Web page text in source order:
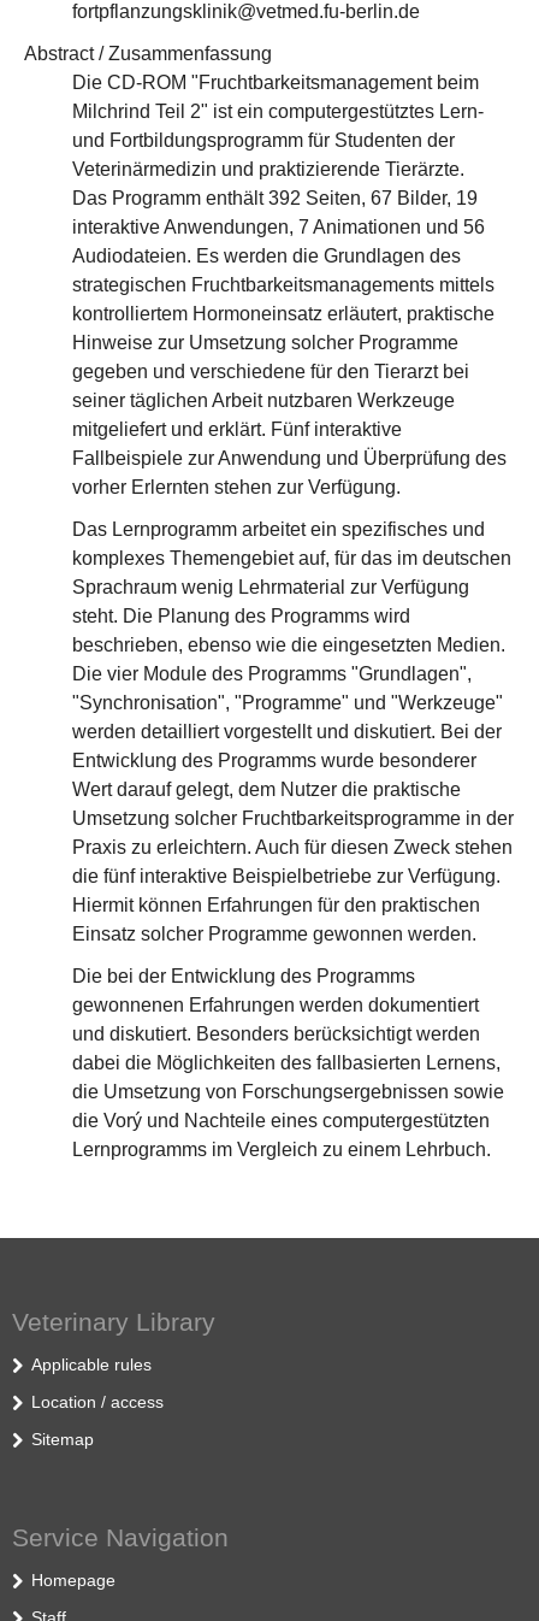
fortpflanzungsklinik@vetmed.fu-berlin.de
Abstract / Zusammenfassung
Die CD-ROM "Fruchtbarkeitsmanagement beim
Milchrind Teil 2" ist ein computergestütztes Lern-
und Fortbildungsprogramm für Studenten der
Veterinärmedizin und praktizierende Tierärzte.
Das Programm enthält 392 Seiten, 67 Bilder, 19
interaktive Anwendungen, 7 Animationen und 56
Audiodateien. Es werden die Grundlagen des
strategischen Fruchtbarkeitsmanagements mittels
kontrolliertem Hormoneinsatz erläutert, praktische
Hinweise zur Umsetzung solcher Programme
gegeben und verschiedene für den Tierarzt bei
seiner täglichen Arbeit nutzbaren Werkzeuge
mitgeliefert und erklärt. Fünf interaktive
Fallbeispiele zur Anwendung und Überprüfung des
vorher Erlernten stehen zur Verfügung.
Das Lernprogramm arbeitet ein spezifisches und
komplexes Themengebiet auf, für das im deutschen
Sprachraum wenig Lehrmaterial zur Verfügung
steht. Die Planung des Programms wird
beschrieben, ebenso wie die eingesetzten Medien.
Die vier Module des Programms "Grundlagen",
"Synchronisation", "Programme" und "Werkzeuge"
werden detailliert vorgestellt und diskutiert. Bei der
Entwicklung des Programms wurde besonderer
Wert darauf gelegt, dem Nutzer die praktische
Umsetzung solcher Fruchtbarkeitsprogramme in der
Praxis zu erleichtern. Auch für diesen Zweck stehen
die fünf interaktive Beispielbetriebe zur Verfügung.
Hiermit können Erfahrungen für den praktischen
Einsatz solcher Programme gewonnen werden.
Die bei der Entwicklung des Programms
gewonnenen Erfahrungen werden dokumentiert
und diskutiert. Besonders berücksichtigt werden
dabei die Möglichkeiten des fallbasierten Lernens,
die Umsetzung von Forschungsergebnissen sowie
die Vorý und Nachteile eines computergestützten
Lernprogramms im Vergleich zu einem Lehrbuch.
Veterinary Library
Applicable rules
Location / access
Sitemap
Service Navigation
Homepage
Staff